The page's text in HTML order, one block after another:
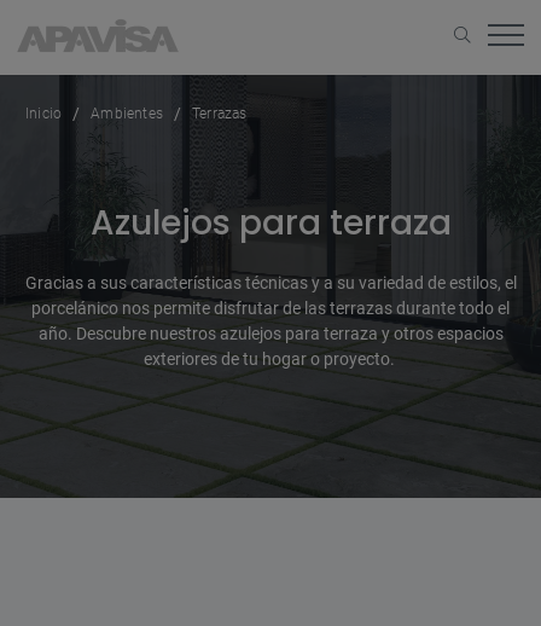
Inicio Ambientes Terrazas
Azulejos para terraza
Gracias a sus características técnicas y a su variedad de estilos, el
porcelánico nos permite disfrutar de las terrazas durante todo el
año. Descubre nuestros azulejos para terraza y otros espacios
exteriores de tu hogar o proyecto.